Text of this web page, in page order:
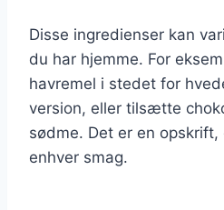
Disse ingredienser kan
du har hjemme. For
havremel i stedet for
version, eller tilsætte
sødme. Det er en
enhver smag.